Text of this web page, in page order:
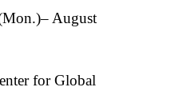
August
for Global